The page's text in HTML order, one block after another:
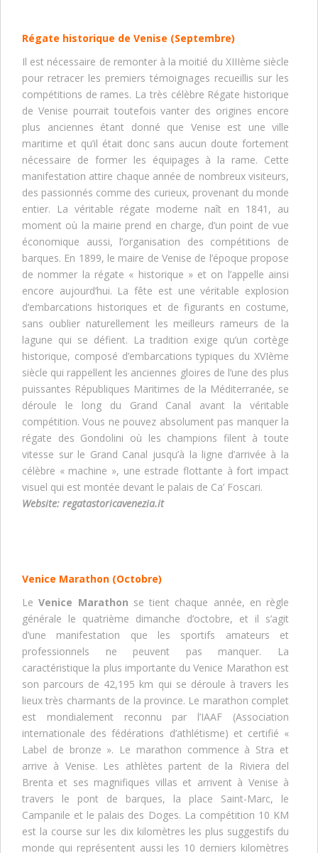
Régate historique de Venise (Septembre)
Il est nécessaire de remonter à la moitié du XIIIème siècle
pour retracer les premiers témoignages recueillis sur les
compétitions de rames. La très célèbre Régate historique
de Venise pourrait toutefois vanter des origines encore
plus anciennes étant donné que Venise est une ville
maritime et qu’il était donc sans aucun doute fortement
nécessaire de former les équipages à la rame. Cette
manifestation attire chaque année de nombreux visiteurs,
des passionnés comme des curieux, provenant du monde
entier. La véritable régate moderne naît en 1841, au
moment où la mairie prend en charge, d’un point de vue
économique aussi, l’organisation des compétitions de
barques. En 1899, le maire de Venise de l’époque propose
de nommer la régate « historique » et on l’appelle ainsi
encore aujourd’hui. La fête est une véritable explosion
d’embarcations historiques et de figurants en costume,
sans oublier naturellement les meilleurs rameurs de la
lagune qui se défient. La tradition exige qu’un cortège
historique, composé d’embarcations typiques du XVIème
siècle qui rappellent les anciennes gloires de l’une des plus
puissantes Républiques Maritimes de la Méditerranée, se
déroule le long du Grand Canal avant la véritable
compétition. Vous ne pouvez absolument pas manquer la
régate des Gondolini où les champions filent à toute
vitesse sur le Grand Canal jusqu’à la ligne d’arrivée à la
célèbre « machine », une estrade flottante à fort impact
visuel qui est montée devant le palais de Ca’ Foscari.
Website: regatastoricavenezia.it
Venice Marathon (Octobre)
LeVenice Marathon se tient chaque année, en règle
générale le quatrième dimanche d’octobre, et il s’agit
d’une manifestation que les sportifs amateurs et
professionnels ne peuvent pas manquer. La
caractéristique la plus importante du Venice Marathon est
son parcours de 42,195 km qui se déroule à travers les
lieux très charmants de la province. Le marathon complet
est mondialement reconnu par l’IAAF (Association
internationale des fédérations d’athlétisme) et certifié «
Label de bronze ». Le marathon commence à Stra et
arrive à Venise. Les athlètes partent de la Riviera del
Brenta et ses magnifiques villas et arrivent à Venise à
travers le pont de barques, la place Saint-Marc, le
Campanile et le palais des Doges. La compétition 10 KM
est la course sur les dix kilomètres les plus suggestifs du
monde qui représentent aussi les 10 derniers kilomètres